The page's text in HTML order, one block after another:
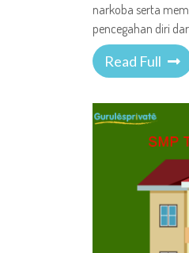
narkoba serta
pencegahan diri
Read Full